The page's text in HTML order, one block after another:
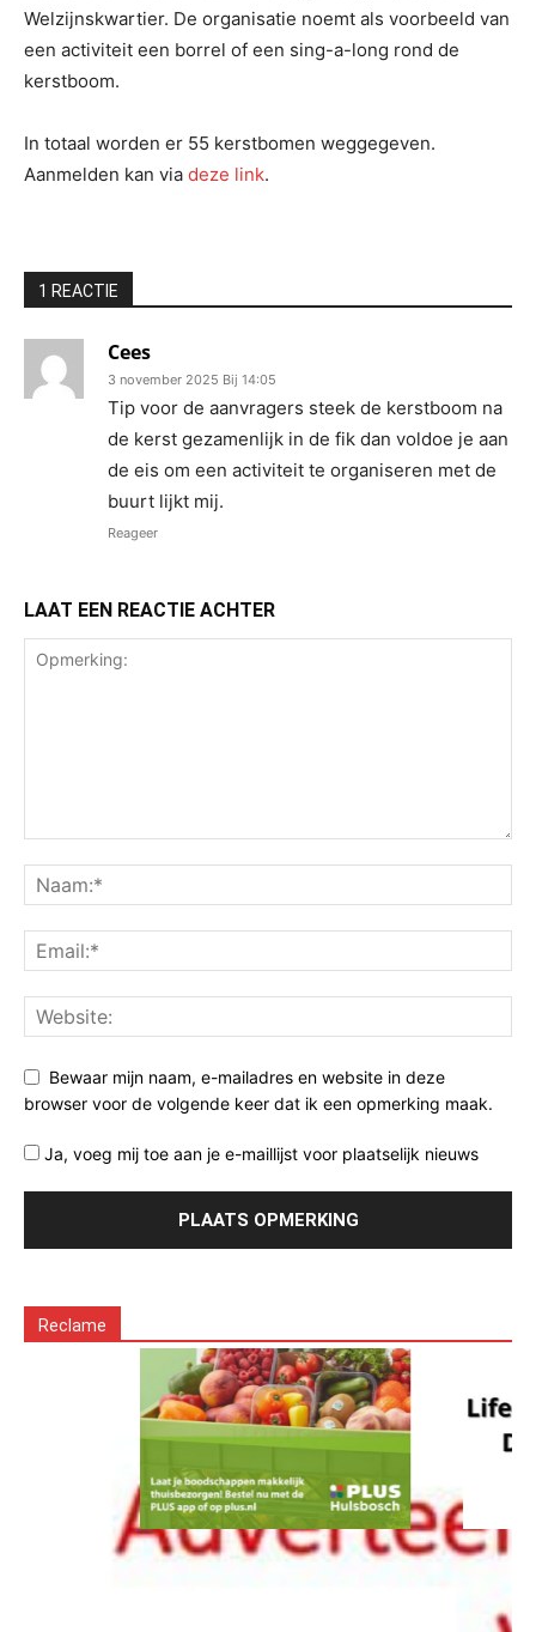
Welzijnskwartier. De organisatie noemt als voorbeeld van
een activiteit een borrel of een sing-a-long rond de
kerstboom.
In totaal worden er 55 kerstbomen weggegeven.
Aanmelden kan via deze link.
1 REACTIE
Cees
3 november 2025 Bij 14:05
Tip voor de aanvragers steek de kerstboom na
de kerst gezamenlijk in de fik dan voldoe je aan
de eis om een activiteit te organiseren met de
buurt lijkt mij.
Reageer
LAAT EEN REACTIE ACHTER
Bewaar mijn naam, e-mailadres en website in deze
browser voor de volgende keer dat ik een opmerking maak.
Ja, voeg mij toe aan je e-maillijst voor plaatselijk nieuws
Reclame